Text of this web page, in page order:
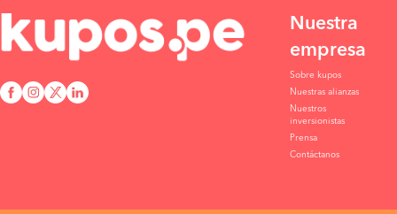
Nuestra
empresa
Sobre kupos
Nuestras alianzas
Nuestros
inversionistas
Prensa
Contáctanos